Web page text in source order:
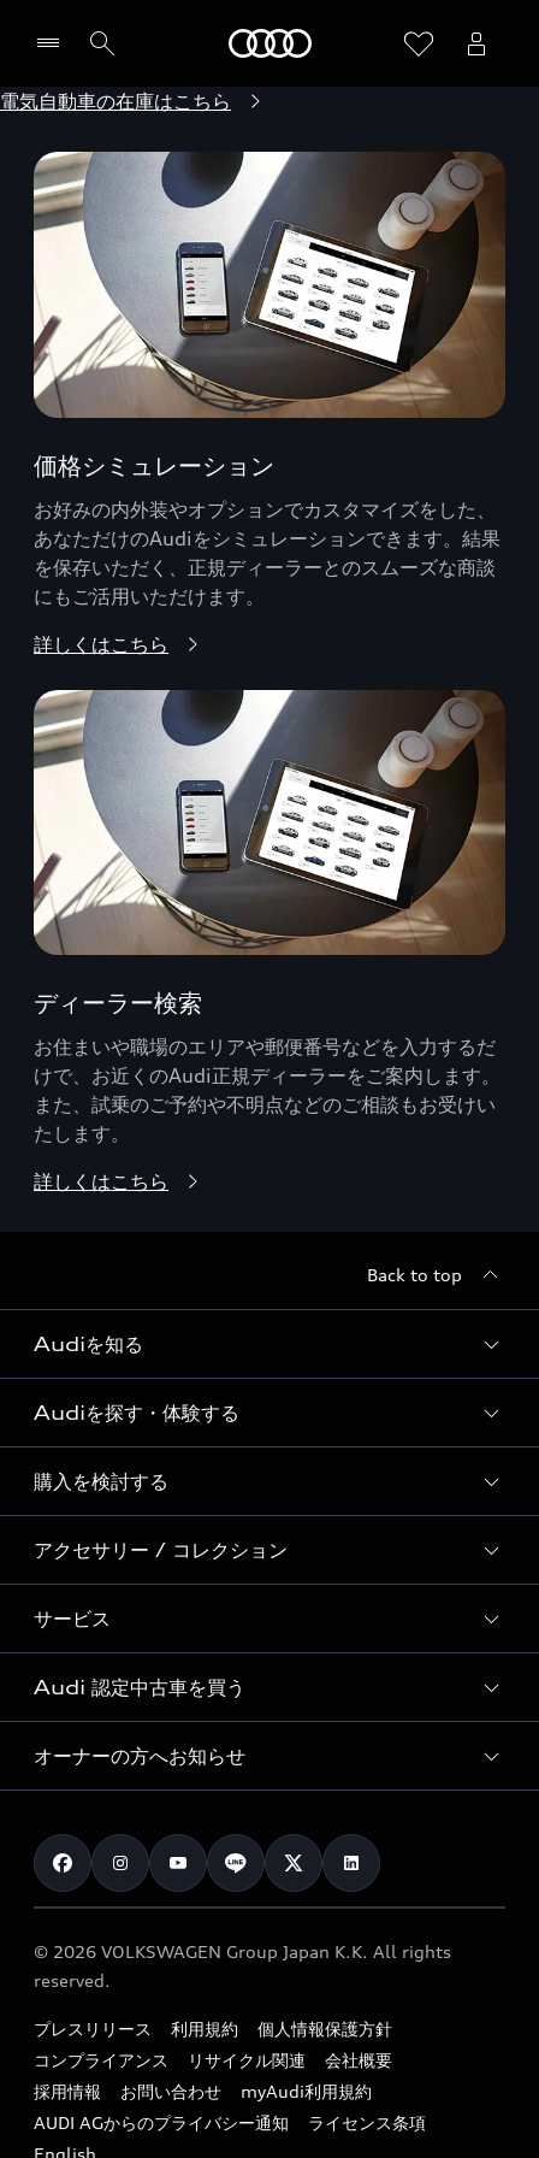
電気自動車の在庫はこちら
価格シミュレーション
お好みの内外装やオプションでカスタマイズをした、
あなただけのAudiをシミュレーションできます。結果
を保存いただく、正規ディーラーとのスムーズな商談
にもご活用いただけます。
詳しくはこちら
ディーラー検索
お住まいや職場のエリアや郵便番号などを入力するだ
けで、お近くのAudi正規ディーラーをご案内します。
また、試乗のご予約や不明点などのご相談もお受けい
たします。
詳しくはこちら
Back to top
Audiを知る
Audi ブランド
Story of Progress
Audi Sport
Formula 1®
デジタルサービス
Audiを探す・体験する
ディーラー検索
新車在庫検索
試乗車・展示車検索
見積り依頼
試乗予約
購入を検討する
モデル一覧
特別仕様モデル / 限定モデル
e-tronラインアップ
価格シミュレーション
車両比較
カタログ一覧
アクセサリー / コレクション
純正アクセサリー
オンラインショップ
Audi collection
アウディナビアプリ
サービス
サービス入庫予約
サービスプログラム
メンテナンス
車検 / 定期点検
e-tronアフターサポート
myAudi
Audi 認定中古車を買う
Audi認定中古車
クオリティ
保証
メンテナンス
ファイナンス
キャンペーン / イベント
買取査定
オーナーの方へお知らせ
お知らせ
オーナー様向けキャンペーン
特定整備適用車一覧
リサイクル法
よくある質問（FAQ）
© 2026 VOLKSWAGEN Group Japan K.K. All rights
reserved.
プレスリリース 利用規約
個人情報保護方針
コンプライアンス
リサイクル関連
会社概要
採用情報
お問い合わせ
myAudi利用規約
AUDI AGからのプライバシー通知
ライセンス条項
English